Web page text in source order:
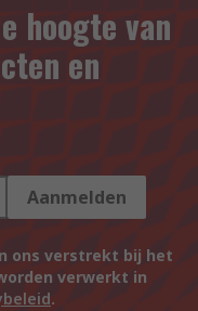
hoogte van
en
Aanmelden
ons verstrekt bij het
verwerkt in
.